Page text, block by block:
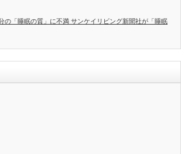
の「睡眠の質」に不満 サンケイリビング新聞社が「睡眠